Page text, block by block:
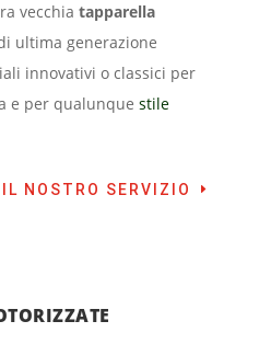
vecchia tapparella
ultima generazione
innovativi o classici per
e per qualunque stile
IL NOSTRO SERVIZIO